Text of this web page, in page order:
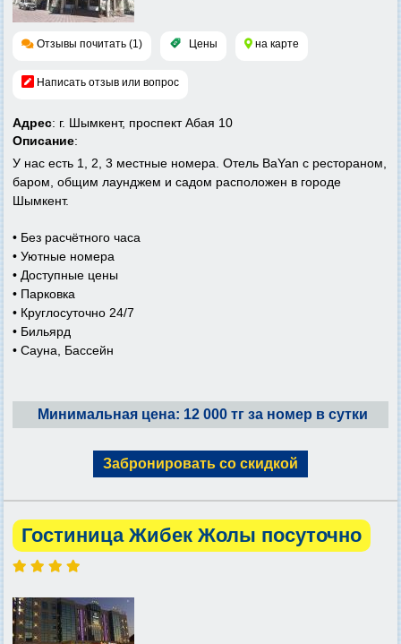
Отзывы почитать (1) Цены на карте
Написать отзыв или вопрос
Адрес: г. Шымкент, проспект Абая 10
Описание:
У нас есть 1, 2, 3 местные номера. Отель ВаYan с рестораном,
баром, общим лаунджем и садом расположен в городе
Шымкент.
• Без расчётного часа
• Уютные номера
• Доступные цены
• Парковка
• Круглосуточно 24/7
• Бильярд
• Сауна, Бассейн
Минимальная цена: 12 000 тг за номер в сутки
Забронировать со скидкой
Гостиница Жибек Жолы посуточно